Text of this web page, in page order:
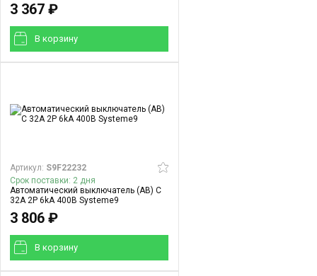
3 367 ₽
В корзинy
Артикул: S9F22232
Срок поставки: 2 дня
Автоматический выключатель (АВ) C
32A 2P 6kA 400В Systeme9
3 806 ₽
В корзинy